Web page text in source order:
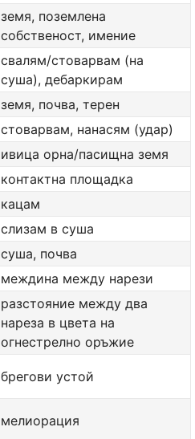
земя, поземлена
собственост, имение
свалям/стоварвам (на
суша), дебаркирам
земя, почва, терен
стоварвам, нанасям (удар)
ивица орна/пасищна земя
контактна площадка
кацам
слизам в суша
суша, почва
междина между нарези
разстояние между два
нареза в цвета на
огнестрелно оръжие
брегови устой
мелиорация